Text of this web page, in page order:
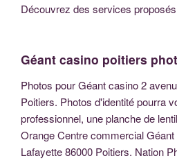
Découvrez des services
Géant casino poitiers
Photos pour Géant casino 2
Poitiers. Photos d'identité pourra
professionnel, une planche de
Orange Centre commercial
Lafayette 86000 Poitiers. Nation